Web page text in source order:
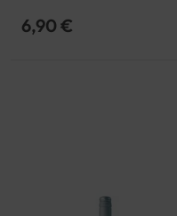
6,90 €